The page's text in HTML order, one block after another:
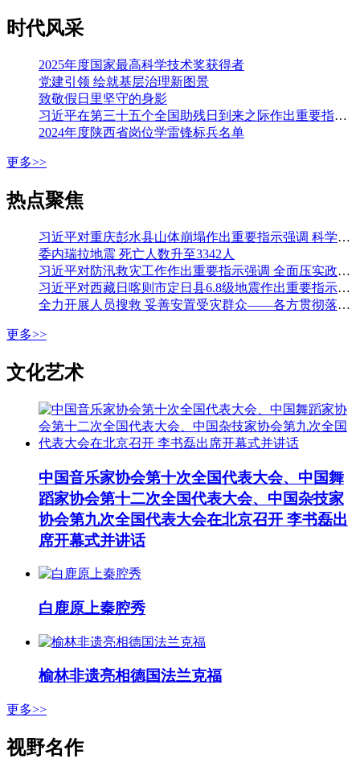
时代风采
2025年度国家最高科学技术奖获得者
党建引领 绘就基层治理新图景
致敬假日里坚守的身影
习近平在第三十五个全国助残日到来之际作出重要指示强调 从自强模范身上汲取精神力量 勇敢克服困难挑战积极追求人生梦想 李强会见第七次全国自强模范暨助残先进表彰大会代表
2024年度陕西省岗位学雷锋标兵名单
更多>>
热点聚焦
习近平对重庆彭水县山体崩塌作出重要指示强调 科学组织搜救 加强监测预警和巡查排险 切实保障人民群众生命财产安全 李强作出批示
委内瑞拉地震 死亡人数升至3342人
习近平对防汛救灾工作作出重要指示强调 全面压实政治责任 落实落细各项防汛措施 全力保障人民生命财产安全 李强作出批示
习近平对西藏日喀则市定日县6.8级地震作出重要指示强调 全力开展人员搜救 最大限度减少人员伤亡 妥善安置受灾群众 确保安全温暖过冬 李强作出批示
全力开展人员搜救 妥善安置受灾群众——各方贯彻落实习近平总书记重要指示全力开展西藏定日县地震大救援
更多>>
文化艺术
中国音乐家协会第十次全国代表大会、中国舞
蹈家协会第十二次全国代表大会、中国杂技家
协会第九次全国代表大会在北京召开 李书磊出
席开幕式并讲话
白鹿原上秦腔秀
榆林非遗亮相德国法兰克福
更多>>
视野名作